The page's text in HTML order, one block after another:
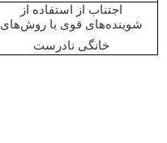
اجتناب از استفاده از
شوینده‌های قوی یا روش‌های
خانگی نادرست